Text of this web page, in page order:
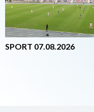
SPORT 07.08.2026